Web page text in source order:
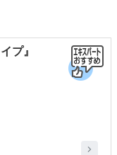
プ』